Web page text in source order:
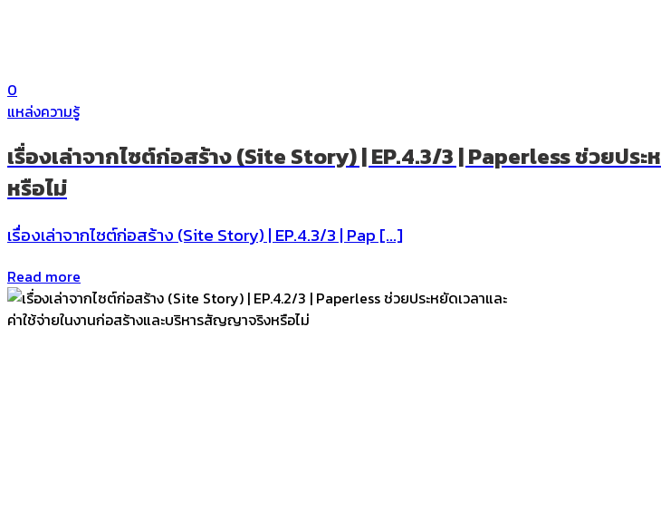
0
แหล่งความรู้
เรื่องเล่าจากไซต์ก่อสร้าง (Site Story) | EP.4.3/3 | Paperless ช่วยปร
หรือไม่
เรื่องเล่าจากไซต์ก่อสร้าง (Site Story) | EP.4.3/3 | Pap […]
Read more